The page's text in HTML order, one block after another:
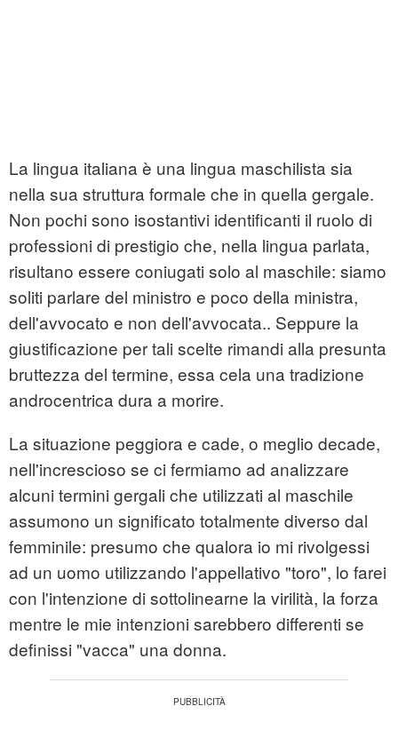
La lingua italiana è una lingua maschilista sia
nella sua struttura formale che in quella gergale.
Non pochi sono isostantivi identificanti il ruolo di
professioni di prestigio che, nella lingua parlata,
risultano essere coniugati solo al maschile: siamo
soliti parlare del ministro e poco della ministra,
dell'avvocato e non dell'avvocata.. Seppure la
giustificazione per tali scelte rimandi alla presunta
bruttezza del termine, essa cela una tradizione
androcentrica dura a morire.
La situazione peggiora e cade, o meglio decade,
nell'increscioso se ci fermiamo ad analizzare
alcuni termini gergali che utilizzati al maschile
assumono un significato totalmente diverso dal
femminile: presumo che qualora io mi rivolgessi
ad un uomo utilizzando l'appellativo "toro", lo farei
con l'intenzione di sottolinearne la virilità, la forza
mentre le mie intenzioni sarebbero differenti se
definissi "vacca" una donna.